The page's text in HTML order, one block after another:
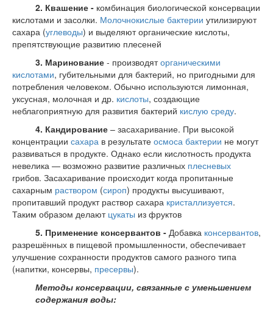
2. Квашение - комбинация биологической консервации
кислотами и засолки. Молочнокислые бактерии утилизируют
сахара (углеводы) и выделяют органические кислоты,
препятствующие развитию плесеней
3. Маринование- производяторганическими
кислотами, губительными для бактерий, но пригодными для
потребления человеком. Обычно используются лимонная,
уксусная, молочная и др. кислоты, создающие
неблагоприятную для развития бактерий кислую среду.
4. Кандирование– засахаривание. При высокой
концентрации сахара в результате осмоса бактерии не могут
развиваться в продукте. Однако если кислотность продукта
невелика — возможно развитие различных плесневых
грибов. Засахаривание происходит когда пропитанные
сахарным раствором (сироп) продукты высушивают,
пропитавший продукт раствор сахара кристаллизуется.
Таким образом делают цукаты из фруктов
5. Применение консервантов - Добавка консервантов,
разрешённых в пищевой промышленности, обеспечивает
улучшение сохранности продуктов самого разного типа
(напитки, консервы, пресервы).
Методы консервации, связанные с уменьшением
содержания воды: